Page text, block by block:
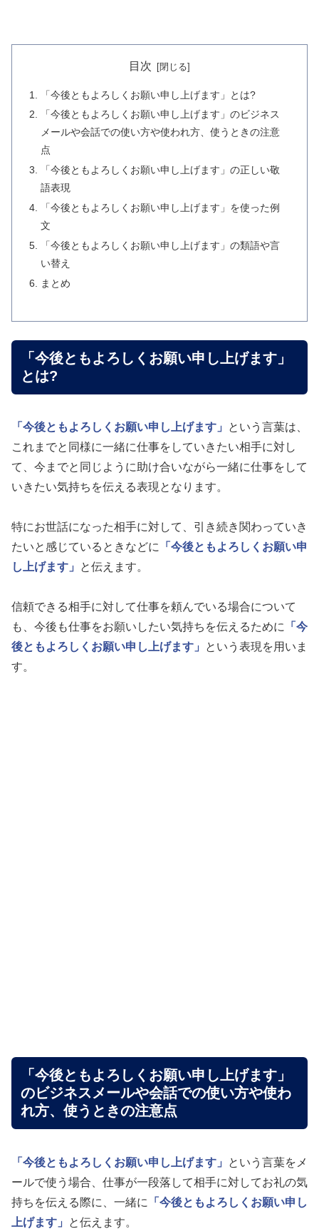
目次
「今後ともよろしくお願い申し上げます」とは?
「今後ともよろしくお願い申し上げます」のビジネス
メールや会話での使い方や使われ方、使うときの注意
点
「今後ともよろしくお願い申し上げます」の正しい敬
語表現
「今後ともよろしくお願い申し上げます」を使った例
文
「今後ともよろしくお願い申し上げます」の類語や言
い替え
まとめ
「今後ともよろしくお願い申し上げます」
とは?
「今後ともよろしくお願い申し上げます」
という言葉は、
これまでと同様に一緒に仕事をしていきたい相手に対し
て、今までと同じように助け合いながら一緒に仕事をして
いきたい気持ちを伝える表現となります。
特にお世話になった相手に対して、引き続き関わっていき
たいと感じているときなどに
「今後ともよろしくお願い申
し上げます」
と伝えます。
信頼できる相手に対して仕事を頼んでいる場合について
も、今後も仕事をお願いしたい気持ちを伝えるために
「今
後ともよろしくお願い申し上げます」
という表現を用いま
す。
「今後ともよろしくお願い申し上げます」
のビジネスメールや会話での使い方や使わ
れ方、使うときの注意点
「今後ともよろしくお願い申し上げます」
という言葉をメ
ールで使う場合、仕事が一段落して相手に対してお礼の気
持ちを伝える際に、一緒に
「今後ともよろしくお願い申し
上げます」
と伝えます。